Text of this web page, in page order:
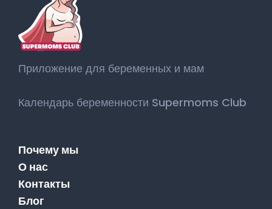
Приложение для беременных и мам
Календарь беременности Supermoms Club
Почему мы
О нас
Контакты
Блог